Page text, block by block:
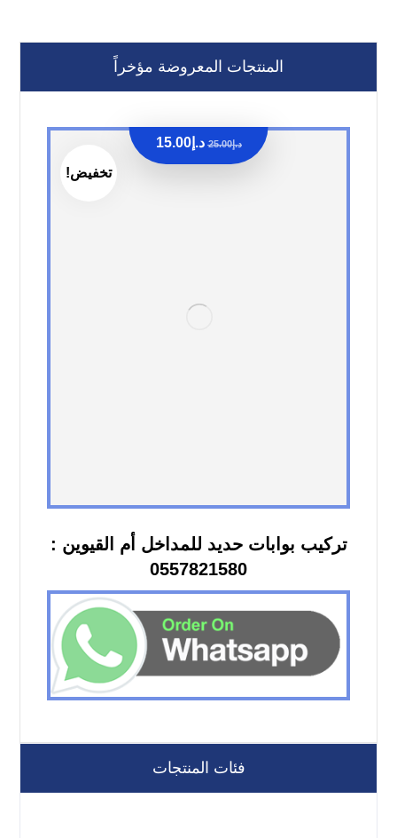
المنتجات المعروضة مؤخراً
تخفيض!
تركيب بوابات حديد للمداخل أم القيوين :
0557821580
د.إ25.00 د.إ15.00
فئات المنتجات